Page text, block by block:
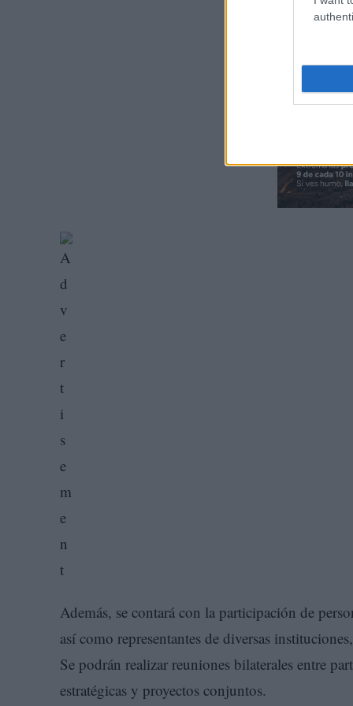
Además, se contará con la participación de
así como representantes de diversas
Se podrán realizar reuniones bilaterales entre
estratégicas y proyectos conjuntos.